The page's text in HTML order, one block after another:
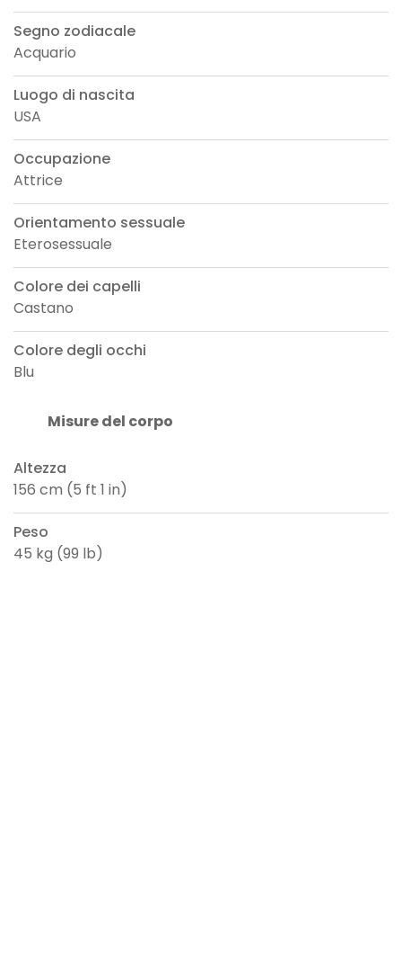
Segno zodiacale
Acquario
Luogo di nascita
USA
Occupazione
Attrice
Orientamento sessuale
Eterosessuale
Colore dei capelli
Castano
Colore degli occhi
Blu
Misure del corpo
Altezza
156 cm (5 ft 1 in)
Peso
45 kg (99 lb)